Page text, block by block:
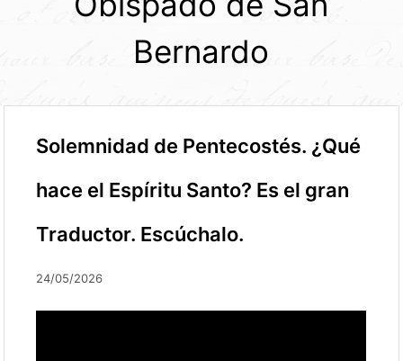
Bernardo
Solemnidad de Pentecostés. ¿Qué
hace el Espíritu Santo? Es el gran
Traductor. Escúchalo.
24/05/2026